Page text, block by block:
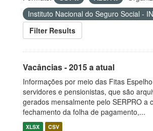
Instituto Nacional do Seguro Social -
Filter Results
Vacâncias - 2015 a atual
Informações por meio das Fitas
servidores e pensionistas, que são
gerados mensalmente pelo SERPRO a
fechamento da folha de pagamento,...
XLSX CSV